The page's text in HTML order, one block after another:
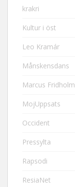
krakri
Kultur i öst
Leo Kramár
Månskensdans
Marcus Fridholm
MojUppsats
Occident
Pressylta
Rapsodi
ResiaNet